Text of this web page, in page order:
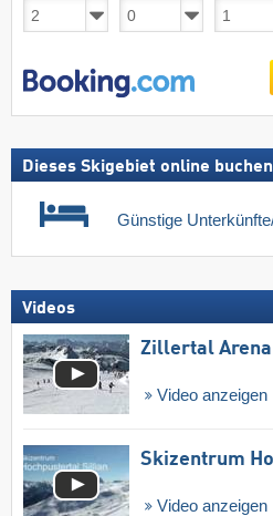
Dieses Skigebiet online buchen
Günstige
Videos
Zillertal Arena
Video anzeigen
Skizentrum
Video anzeigen